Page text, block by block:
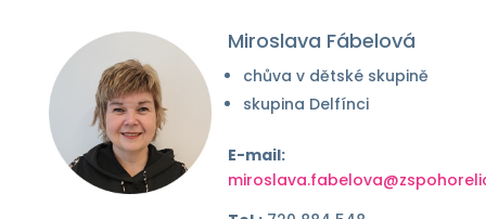
Miroslava Fábelová
chůva v dětské skupině
skupina Delfínci
E-mail: